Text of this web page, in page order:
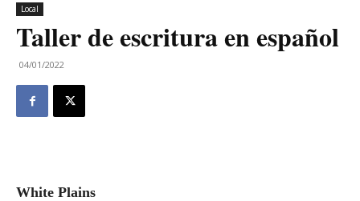
Local
Taller de escritura en español
04/01/2022
White Plains